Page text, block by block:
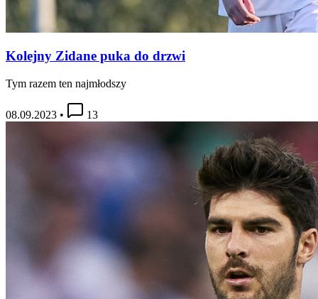
Kolejny Zidane puka do drzwi
Tym razem ten najmłodszy
08.09.2023 • 13